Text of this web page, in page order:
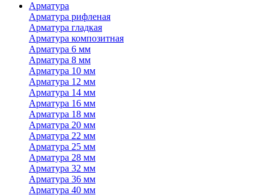
Арматура
Арматура рифленая
Арматура гладкая
Арматура композитная
Арматура 6 мм
Арматура 8 мм
Арматура 10 мм
Арматура 12 мм
Арматура 14 мм
Арматура 16 мм
Арматура 18 мм
Арматура 20 мм
Арматура 22 мм
Арматура 25 мм
Арматура 28 мм
Арматура 32 мм
Арматура 36 мм
Арматура 40 мм